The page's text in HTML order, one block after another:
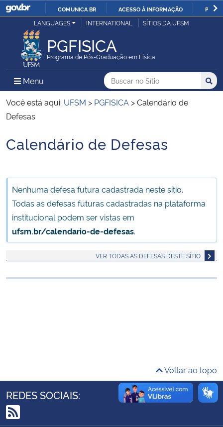
IR
O
COMUNICA BR ACESSO À INFORMAÇÃO
Ministério da Justiça e Segurança Pública
Ministério da Defesa
Ministério das Relações Exteriores
Ministério da Infraestrutura
Ministério da Agricultura, Pecuária e Abastecimento
Ministério da Educação
Ministério da Cidadania
Controladoria-Geral da União
LANGUAGES INTERNATIONAL SÍTIOS DA UFSM
PGFISICA
Programa de Pós-Graduação em Física
Menu Menu Principal do Sítio
Busca
Buscar no no Sítio
Busca:
Você está aqui: UFSM > PGFISICA >Calendário de
Defesas
Início do conteúdo
Calendário de Defesas
Nenhuma defesa futura cadastrada neste sítio.
Todas as defesas futuras cadastradas na plataforma
institucional podem ser vistas em
ufsm.br/calendario-de-defesas.
VER TODAS AS DEFESAS DESTE SÍTIO
Voltar ao topo
REDES SOCIAIS: